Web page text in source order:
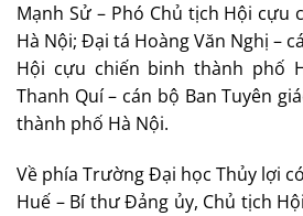
Mạnh Sử – Phó Chủ tịch Hội cựu
Hà Nội; Đại tá Hoàng Văn Nghị –
Hội cựu chiến binh thành phố
Thanh Quí – cán bộ Ban Tuyên
thành phố Hà Nội.
Về phía Trường Đại học Thủy lợi
Huế – Bí thư Đảng ủy, Chủ tịch